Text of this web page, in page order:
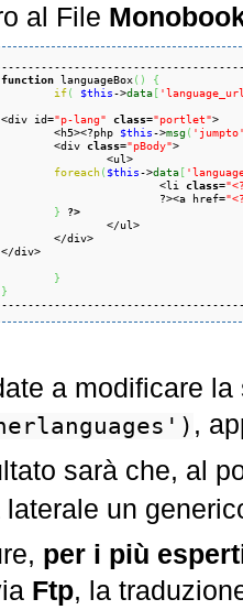
al File
function languageBox( )
{
if( $this->data[
<div id="p-lang" class="portlet">
		<h5><?php
$this->msg(
		<div
class="pBody">
			<ul>
foreach( $this->data[
				<li
class=
				?><a href=
}
?>
	</div>
}
}
a modificare
,
sarà che, al
laterale un
per i più
Ftp, la